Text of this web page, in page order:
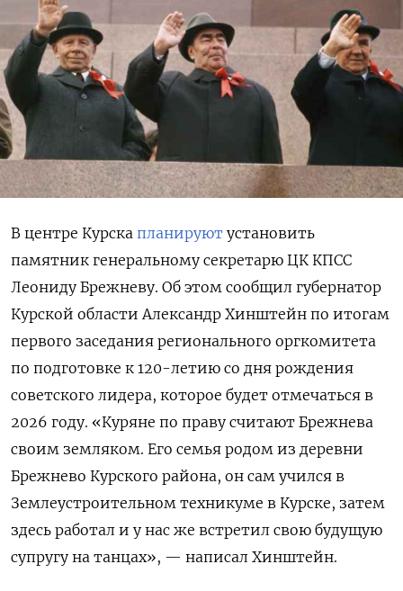
В центре Курска планируют установить
памятник генеральному секретарю ЦК КПСС
Леониду Брежневу. Об этом сообщил губернатор
Курской области Александр Хинштейн по итогам
первого заседания регионального оргкомитета
по подготовке к 120-летию со дня рождения
советского лидера, которое будет отмечаться в
2026 году. «Куряне по праву считают Брежнева
своим земляком. Его семья родом из деревни
Брежнево Курского района, он сам учился в
Землеустроительном техникуме в Курске, затем
здесь работал и у нас же встретил свою будущую
супругу на танцах», — написал Хинштейн.